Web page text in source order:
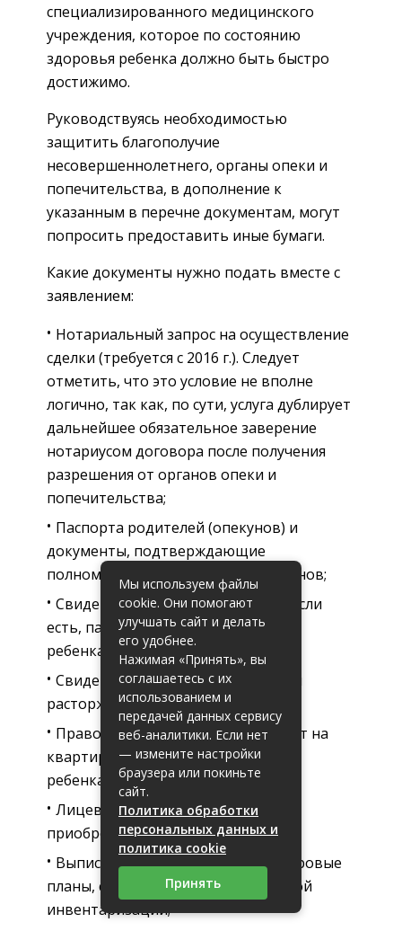
специализированного медицинского
учреждения, которое по состоянию
здоровья ребенка должно быть быстро
достижимо.
Руководствуясь необходимостью
защитить благополучие
несовершеннолетнего, органы опеки и
попечительства, в дополнение к
указанным в перечне документам, могут
попросить предоставить иные бумаги.
Какие документы нужно подать вместе с
заявлением:
Нотариальный запрос на осуществление
сделки (требуется с 2016 г.). Следует
отметить, что это условие не вполне
логично, так как, по сути, услуга дублирует
дальнейшее обязательное заверение
нотариусом договора после получения
разрешения от органов опеки и
попечительства;
Паспорта родителей (опекунов) и
документы, подтверждающие
полномочия усыновителей и опекунов;
Свидетельство о рождении или, если
есть, паспорт не достигшего 18 лет
ребенка;
Свидетельство о заключении (или
расторжении) брака;
Правоустанавливающий документ на
квартиру, в котором указана доля
ребенка;
Лицевые счета на покупаемую и
приобретаемую квартиры;
Выписки из домовых книг, кадастровые
планы, справки из бюро технической
инвентаризации;
Мы используем файлы
cookie. Они помогают
улучшать сайт и делать
его удобнее.
Нажимая «Принять», вы
соглашаетесь с их
использованием и
передачей данных сервису
веб-аналитики. Если нет
— измените настройки
браузера или покиньте
сайт.
Политика обработки
персональных данных и
политика cookie
Принять